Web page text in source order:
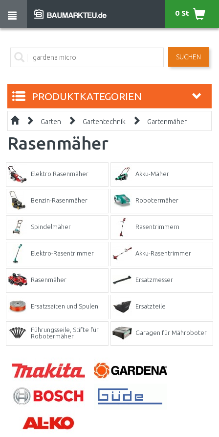
SUCHEN
0 St
PRODUKTKATEGORIEN
Garten Gartentechnik Gartenmäher
Rasenmäher
Elektro Rasenmäher Akku-Mäher
Benzin-Rasenmäher Robotermäher
Spindelmäher Rasentrimmern
Elektro-Rasentrimmer Akku-Rasentrimmer
Rasenmäher Ersatzmesser
Ersatzsaiten und Spulen Ersatzteile
Führungsseile, Stifte für
Robotermäher
Garagen für Mähroboter